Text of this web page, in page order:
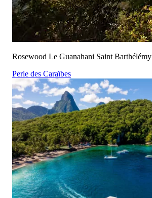
Rosewood Le Guanahani Saint Barthélémy
Perle des Caraïbes